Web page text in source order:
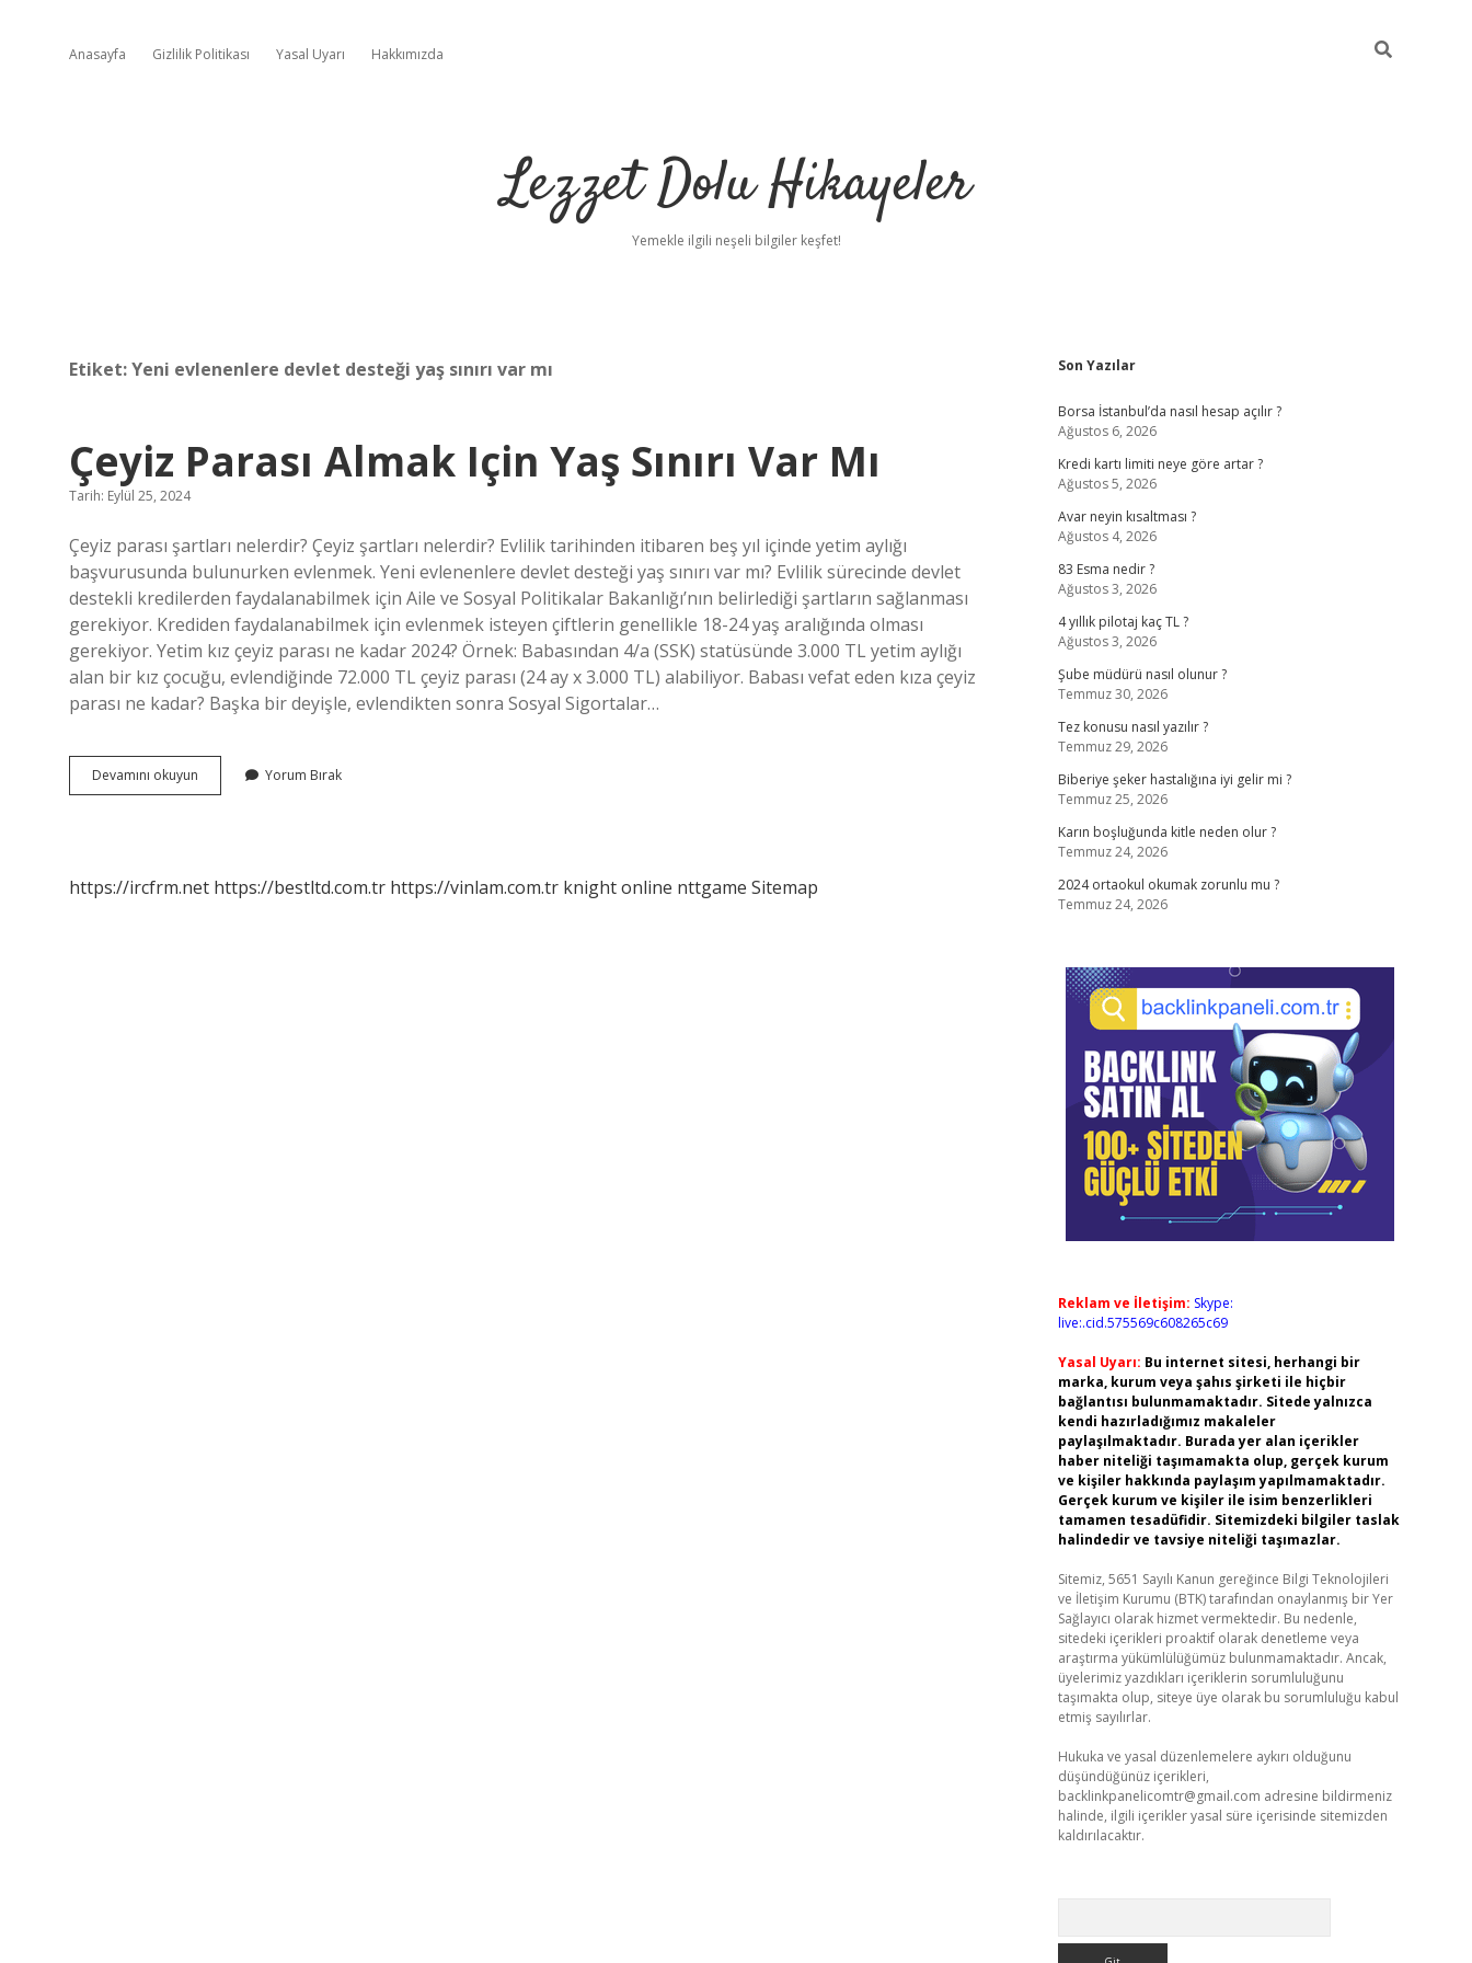
Anasayfa Gizlilik Politikası Yasal Uyarı Hakkımızda
Lezzet Dolu Hikayeler
Yemekle ilgili neşeli bilgiler keşfet!
Etiket:Yeni evlenenlere devlet desteği yaş sınırı var mı
Çeyiz Parası Almak Için Yaş Sınırı Var Mı
Tarih: Eylül 25, 2024
Çeyiz parası şartları nelerdir? Çeyiz şartları nelerdir? Evlilik tarihinden itibaren beş yıl içinde yetim aylığı
başvurusunda bulunurken evlenmek. Yeni evlenenlere devlet desteği yaş sınırı var mı? Evlilik sürecinde devlet
destekli kredilerden faydalanabilmek için Aile ve Sosyal Politikalar Bakanlığı’nın belirlediği şartların sağlanması
gerekiyor. Krediden faydalanabilmek için evlenmek isteyen çiftlerin genellikle 18-24 yaş aralığında olması
gerekiyor. Yetim kız çeyiz parası ne kadar 2024? Örnek: Babasından 4/a (SSK) statüsünde 3.000 TL yetim aylığı
alan bir kız çocuğu, evlendiğinde 72.000 TL çeyiz parası (24 ay x 3.000 TL) alabiliyor. Babası vefat eden kıza çeyiz
parası ne kadar? Başka bir deyişle, evlendikten sonra Sosyal Sigortalar…
Devamını okuyun
Parası
Var
Yorum Bırak
https://ircfrm.net https://bestltd.com.tr https://vinlam.com.tr knight online nttgame Sitemap
Sidebar
Son Yazılar
Borsa İstanbul’da nasıl hesap açılır ?
Ağustos 6, 2026
Kredi kartı limiti neye göre artar ?
Ağustos 5, 2026
Avar neyin kısaltması ?
Ağustos 4, 2026
83 Esma nedir ?
Ağustos 3, 2026
4 yıllık pilotaj kaç TL ?
Ağustos 3, 2026
Şube müdürü nasıl olunur ?
Temmuz 30, 2026
Tez konusu nasıl yazılır ?
Temmuz 29, 2026
Biberiye şeker hastalığına iyi gelir mi ?
Temmuz 25, 2026
Karın boşluğunda kitle neden olur ?
Temmuz 24, 2026
2024 ortaokul okumak zorunlu mu ?
Temmuz 24, 2026
Reklam ve İletişim: Skype:
live:.cid.575569c608265c69
Yasal Uyarı: Bu internet sitesi, herhangi bir
marka, kurum veya şahıs şirketi ile hiçbir
bağlantısı bulunmamaktadır. Sitede yalnızca
kendi hazırladığımız makaleler
paylaşılmaktadır. Burada yer alan içerikler
haber niteliği taşımamakta olup, gerçek kurum
ve kişiler hakkında paylaşım yapılmamaktadır.
Gerçek kurum ve kişiler ile isim benzerlikleri
tamamen tesadüfidir. Sitemizdeki bilgiler taslak
halindedir ve tavsiye niteliği taşımazlar.
Sitemiz, 5651 Sayılı Kanun gereğince Bilgi Teknolojileri
ve İletişim Kurumu (BTK) tarafından onaylanmış bir Yer
Sağlayıcı olarak hizmet vermektedir. Bu nedenle,
sitedeki içerikleri proaktif olarak denetleme veya
araştırma yükümlülüğümüz bulunmamaktadır. Ancak,
üyelerimiz yazdıkları içeriklerin sorumluluğunu
taşımakta olup, siteye üye olarak bu sorumluluğu kabul
etmiş sayılırlar.
Hukuka ve yasal düzenlemelere aykırı olduğunu
düşündüğünüz içerikleri,
backlinkpanelicomtr@gmail.com adresine bildirmeniz
halinde, ilgili içerikler yasal süre içerisinde sitemizden
kaldırılacaktır.